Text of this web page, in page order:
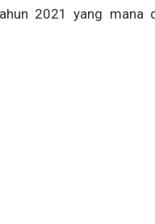
2021 yang mana